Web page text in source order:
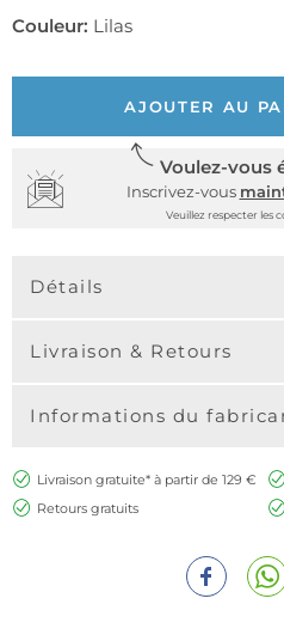
Couleur: Lilas
AJOUTER AU
Voulez-vous
Inscrivez-vous
Veuillez respecter les
Détails
Livraison & Retours
Informations du
Livraison gratuite* à partir de 129 €
Retours gratuits